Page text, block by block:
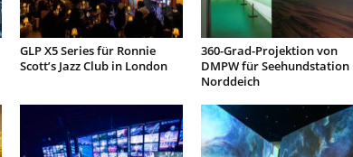
GLP X5 Series für Ronnie
Scott’s Jazz Club in London
360-Grad-Projektion von
DMPW für Seehundstation
Norddeich